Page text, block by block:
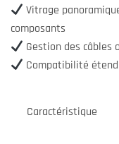
Vitrage
composants
Gestion des câbles
Compatibilité
Caractéristique